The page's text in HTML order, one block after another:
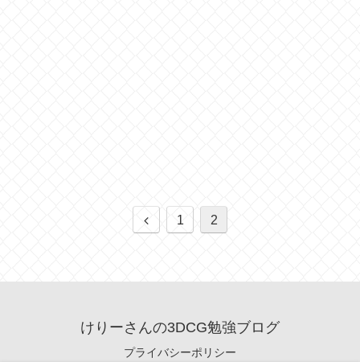
前
1 2
けりーさんの3DCG勉強ブログ
プライバシーポリシー